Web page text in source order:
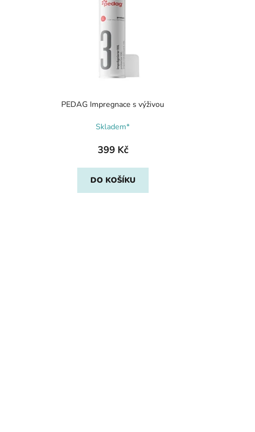
PEDAG Impregnace s výživou
Skladem*
399 Kč
DO KOŠÍKU